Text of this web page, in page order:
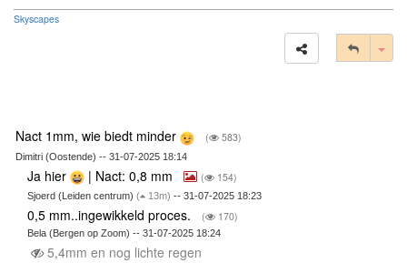
Skyscapes
Nact 1mm, wie biedt minder ( 583)
Dimitri (Oostende) -- 31-07-2025 18:14
Ja hier | Nact: 0,8 mm ( 154)
Sjoerd (Leiden centrum) ( 13m) -- 31-07-2025 18:23
0,5 mm..ingewikkeld proces. ( 170)
Bela (Bergen op Zoom) -- 31-07-2025 18:24
5,4mm en nog lichte regen